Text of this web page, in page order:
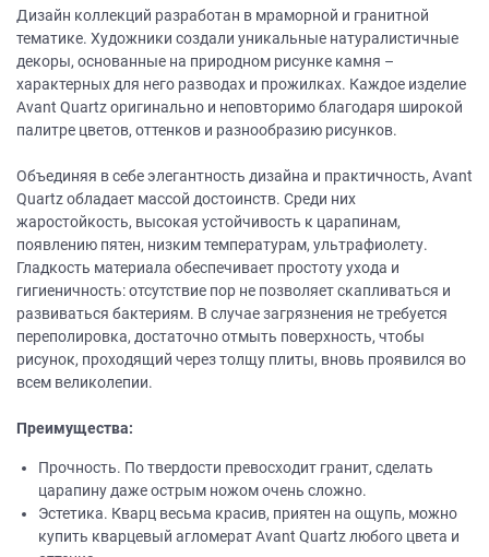
Дизайн коллекций разработан в мраморной и гранитной
тематике. Художники создали уникальные натуралистичные
декоры, основанные на природном рисунке камня –
характерных для него разводах и прожилках. Каждое изделие
Avant Quartz оригинально и неповторимо благодаря широкой
палитре цветов, оттенков и разнообразию рисунков.
Объединяя в себе элегантность дизайна и практичность, Avant
Quartz обладает массой достоинств. Среди них
жаростойкость, высокая устойчивость к царапинам,
появлению пятен, низким температурам, ультрафиолету.
Гладкость материала обеспечивает простоту ухода и
гигиеничность: отсутствие пор не позволяет скапливаться и
развиваться бактериям. В случае загрязнения не требуется
переполировка, достаточно отмыть поверхность, чтобы
рисунок, проходящий через толщу плиты, вновь проявился во
всем великолепии.
Преимущества:
Прочность. По твердости превосходит гранит, сделать
царапину даже острым ножом очень сложно.
Эстетика. Кварц весьма красив, приятен на ощупь, можно
купить кварцевый агломерат Avant Quartz любого цвета и